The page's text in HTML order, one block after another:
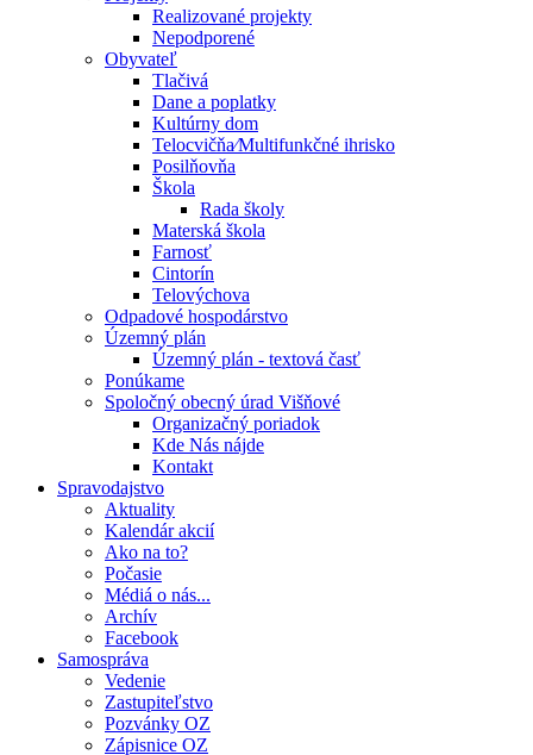
Realizované projekty
Nepodporené
Obyvateľ
Tlačivá
Dane a poplatky
Kultúrny dom
Telocvičňa⁄Multifunkčné ihrisko
Posilňovňa
Škola
Rada školy
Materská škola
Farnosť
Cintorín
Telovýchova
Odpadové hospodárstvo
Územný plán
Územný plán - textová časť
Ponúkame
Spoločný obecný úrad Višňové
Organizačný poriadok
Kde Nás nájde
Kontakt
Spravodajstvo
Aktuality
Kalendár akcií
Ako na to?
Počasie
Médiá o nás...
Archív
Facebook
Samospráva
Vedenie
Zastupiteľstvo
Pozvánky OZ
Zápisnice OZ